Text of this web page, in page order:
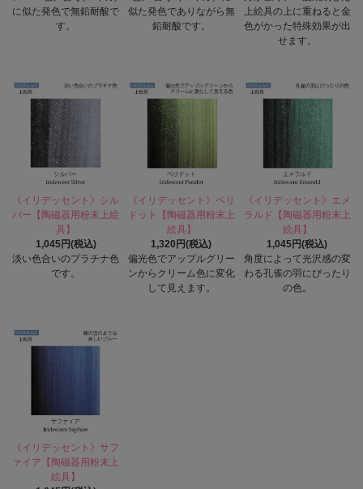
に似た発色で無鉛耐酸で
す。
似た発色でありながら無
鉛耐酸です。
上絵具の上に重ねると金
色がかった特殊効果が出
せます。
《イリデッセント》シル
バー【陶磁器用粉末上絵
具】
1,045円(税込)
淡い色合いのプラチナ色
です。
《イリデッセント》ペリ
ドット【陶磁器用粉末上
絵具】
1,320円(税込)
偏光色でアップルグリー
ンからクリーム色に変化
して見えます。
《イリデッセント》エメ
ラルド【陶磁器用粉末上
絵具】
1,045円(税込)
角度によって光沢感の変
わる孔雀の羽にぴったり
の色。
《イリデッセント》サフ
ァイア【陶磁器用粉末上
絵具】